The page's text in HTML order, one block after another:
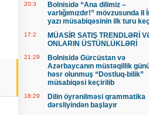
20:3
Bolnisidə “Ana dilimiz –
varlığımızdır!” mövzusunda II
yazı müsabiqəsinin ilk turu
17:2
MÜASİR SATIŞ TRENDLƏRİ
ONLARIN ÜSTÜNLÜKLƏRİ
21:29
Bolnisidə Gürcüstan və
Azərbaycanın müstəqillik
həsr olunmuş “Dostluq-bilik”
müsabiqəsi keçirilib
18:29
Dilin öyrənilməsi qrammatika
dərsliyindən başlayır